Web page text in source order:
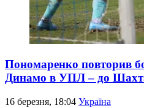
Пономаренко повторив
Динамо в УПЛ – до
16 березня, 18:04 Україна